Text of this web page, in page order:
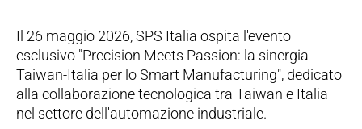
Il 26 maggio 2026, SPS Italia ospita l'evento
esclusivo "Precision Meets Passion: la sinergia
Taiwan-Italia per lo Smart Manufacturing", dedicato
alla collaborazione tecnologica tra Taiwan e Italia
nel settore dell'automazione industriale.